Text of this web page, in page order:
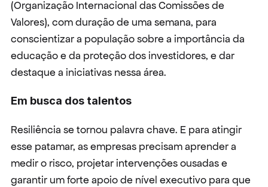
(Organização Internacional das Comissões de
Valores), com duração de uma semana, para
conscientizar a população sobre a importância da
educação e da proteção dos investidores, e dar
destaque a iniciativas nessa área.
Em busca dos talentos
Resiliência se tornou palavra chave. E para atingir
esse patamar, as empresas precisam aprender a
medir o risco, projetar intervenções ousadas e
garantir um forte apoio de nível executivo para que